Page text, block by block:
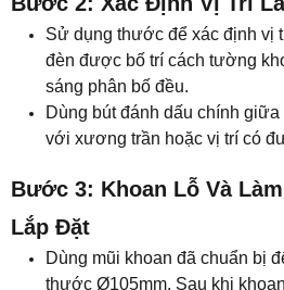
thước Ø105mm. Sau khi
và mảnh vụn bằng máy hút
đảm bảo bề mặt trần gọn
theo.
Bước 4: Lắp Đặt Đèn Và
điện nguồn bằng đầu nối an
điện chuyên dụng.
Kiểm tra kỹ phần tai gài lò xo
tiết giúp đèn bám chặt lên